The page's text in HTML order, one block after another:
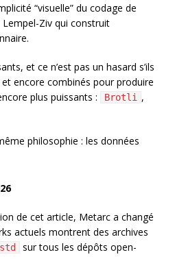
“visuelle” du codage de
Lempel-Ziv qui construit
et ce n’est pas un hasard s’ils
encore combinés pour produire
plus puissants :
Brotli ,
philosophie : les données
de cet article, Metarc a changé
actuels montrent des archives
sur tous les dépôts open-